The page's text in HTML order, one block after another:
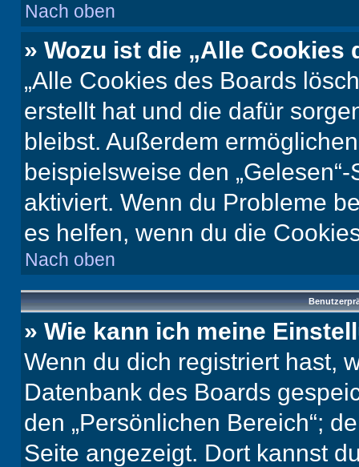
Nach oben
» Wozu ist die „Alle
„Alle Cookies des Boards
erstellt hat und die dafür
bleibst. Außerdem
beispielsweise den
aktiviert. Wenn du Probleme
es helfen, wenn du die
Nach oben
» Wie kann ich meine
Wenn du dich registriert hast,
Datenbank des Boards
den „Persönlichen Bereich“;
Seite angezeigt. Dort kannst